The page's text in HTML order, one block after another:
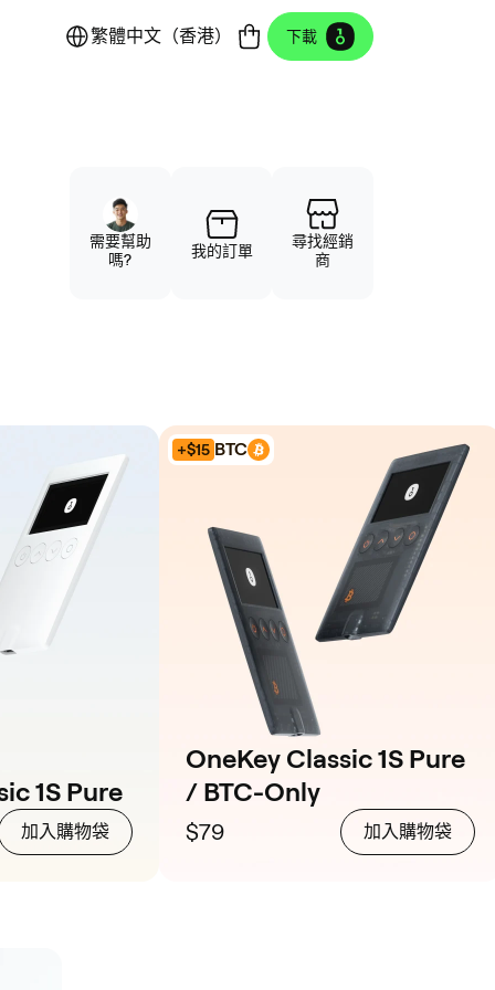
繁體中文（香港） 下載
需要幫助
嗎?
我的訂單
尋找經銷
商
1S Pure
加入購物袋
+$15 BTC
OneKey Classic 1S Pure
/ BTC-Only
$79 加入購物袋